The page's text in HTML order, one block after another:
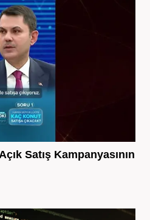
Satış Kampanyasının